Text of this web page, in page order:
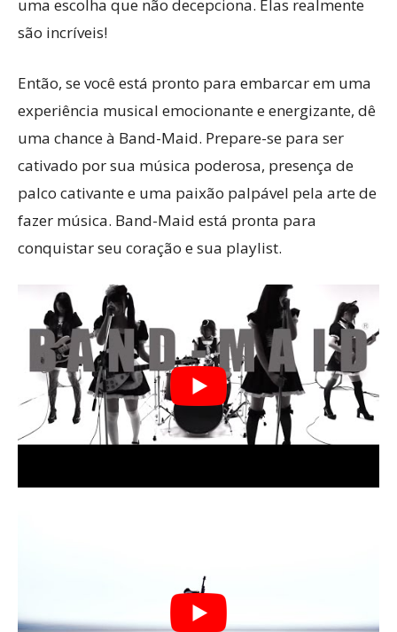
uma escolha que não decepciona. Elas realmente
são incríveis!
Então, se você está pronto para embarcar em uma
experiência musical emocionante e energizante, dê
uma chance à Band-Maid. Prepare-se para ser
cativado por sua música poderosa, presença de
palco cativante e uma paixão palpável pela arte de
fazer música. Band-Maid está pronta para
conquistar seu coração e sua playlist.